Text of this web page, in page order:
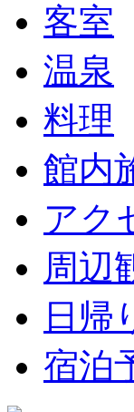
客室
温泉
料理
館内
アク
周辺
日帰
宿泊